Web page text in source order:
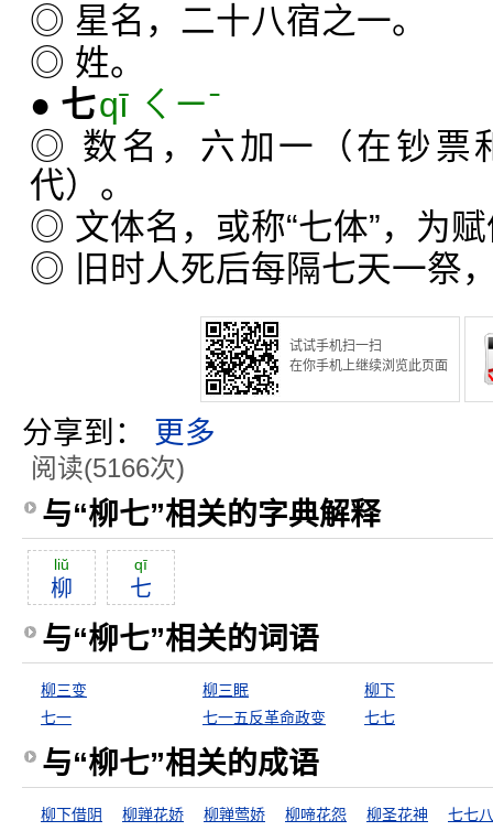
◎ 星名，二十八宿之一。
◎ 姓。
● 七qī ㄑㄧˉ
◎ 数名，六加一（在钞票
代）。
◎ 文体名，或称“七体”，为
◎ 旧时人死后每隔七天一祭
试试手机扫一扫
在你手机上继续浏览此页面
分享到： 更多
阅读(5166次)
与“柳七”相关的字典解释
liŭ
柳
qī
七
与“柳七”相关的词语
柳三变 柳三眠
柳下
七一
七一五反革命政变 七七
与“柳七”相关的成语
柳下借阴 柳亸花娇 柳亸莺娇 柳啼花怨 柳圣花神 七七